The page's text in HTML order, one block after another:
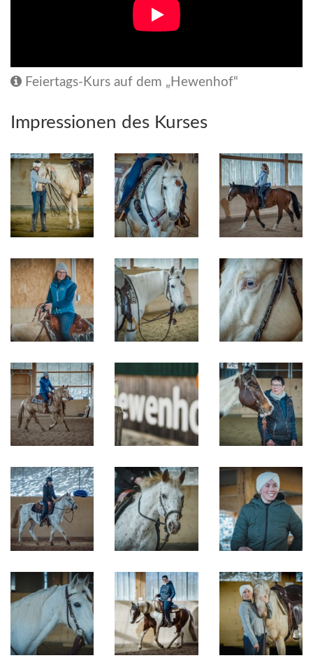
Feiertags-Kurs auf dem „Hewenhof“
Impressionen des Kurses